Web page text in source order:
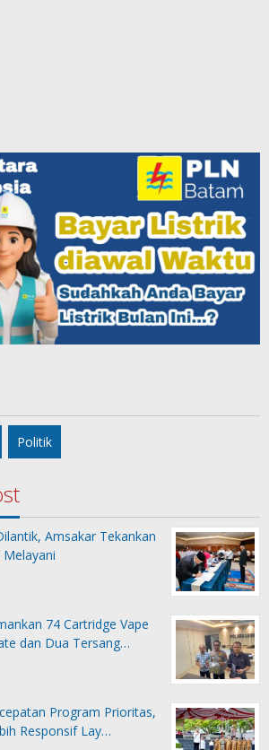
Politik
Amsakar Tekankan
74 Cartridge Vape
dan Dua Tersang…
Program Prioritas,
Responsif Lay…